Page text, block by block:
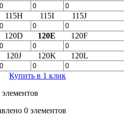
115H 115I 115J
120D 120E 120F
120J 120K 120L
Купить в 1 клик
элементов
0 элементов